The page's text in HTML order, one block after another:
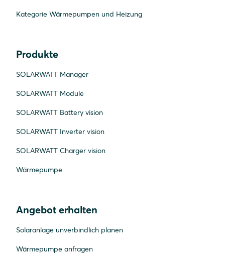
Kategorie Wärmepumpen und Heizung
Produkte
SOLARWATT Manager
SOLARWATT Module
SOLARWATT Battery vision
SOLARWATT Inverter vision
SOLARWATT Charger vision
Wärmepumpe
Angebot erhalten
Solaranlage unverbindlich planen
Wärmepumpe anfragen